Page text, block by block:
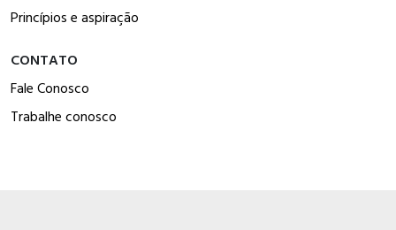
Princípios e aspiração
CONTATO
Fale Conosco
Trabalhe conosco